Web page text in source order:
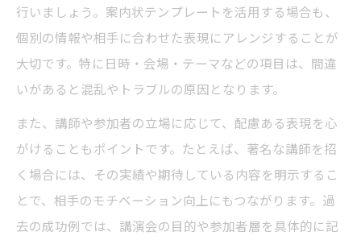
行いましょう。案内状テンプレートを活用する場合も、
個別の情報や相手に合わせた表現にアレンジすることが
大切です。特に日時・会場・テーマなどの項目は、間違
いがあると混乱やトラブルの原因となります。
また、講師や参加者の立場に応じて、配慮ある表現を心
がけることもポイントです。たとえば、著名な講師を招
く場合には、その実績や期待している内容を明示するこ
とで、相手のモチベーション向上にもつながります。過
去の成功例では、講演会の目的や参加者層を具体的に記